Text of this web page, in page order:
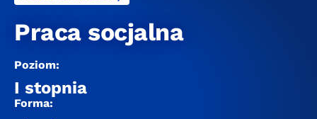
Praca socjalna
Poziom:
I stopnia
Forma: